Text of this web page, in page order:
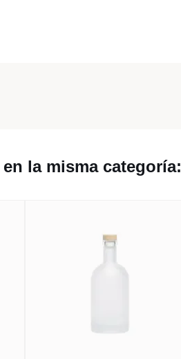
la misma categoría: